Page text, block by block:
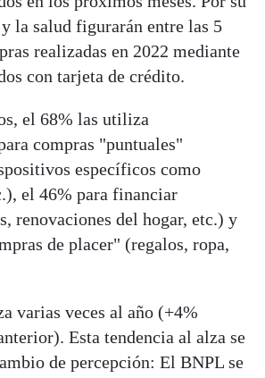
la salud figurarán entre las 5
realizadas en 2022 mediante
con tarjeta de crédito.
el 68% las utiliza
compras "puntuales"
específicos como
el 46% para financiar
renovaciones del hogar, etc.) y
de placer" (regalos, ropa,
varias veces al año (+4%
Esta tendencia al alza se
de percepción: El BNPL se